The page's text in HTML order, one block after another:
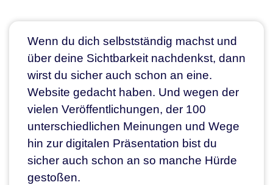
Wenn du dich selbstständig machst und
über deine Sichtbarkeit nachdenkst, dann
wirst du sicher auch schon an eine.
Website gedacht haben. Und wegen der
vielen Veröffentlichungen, der 100
unterschiedlichen Meinungen und Wege
hin zur digitalen Präsentation bist du
sicher auch schon an so manche Hürde
gestoßen.